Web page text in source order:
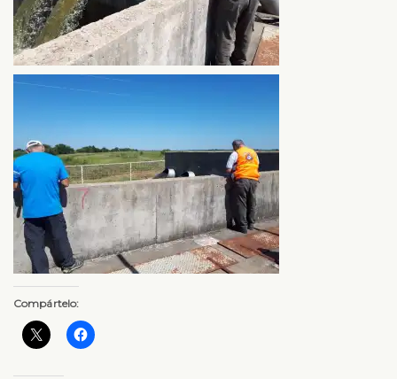
Compártelo: